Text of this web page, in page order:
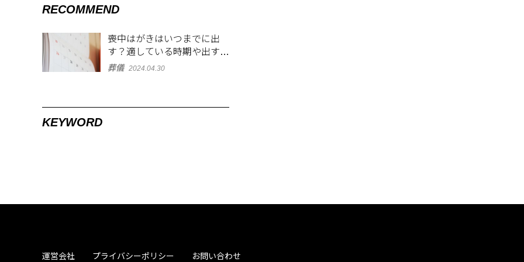
RECOMMEND
喪中はがきはいつまでに出
す？適している時期や出す範
囲を解説！
葬儀 2024.04.30
KEYWORD
運営会社 プライバシーポリシー お問い合わせ